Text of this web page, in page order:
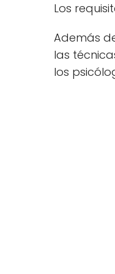
Los
Además
las
los